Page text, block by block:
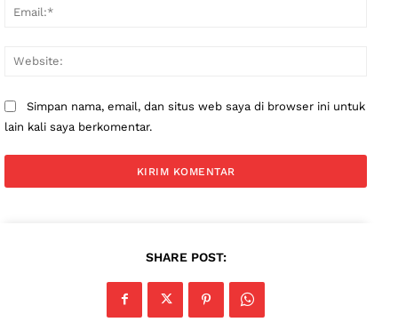
Simpan nama, email, dan situs web saya di browser ini untuk
lain kali saya berkomentar.
SHARE POST: